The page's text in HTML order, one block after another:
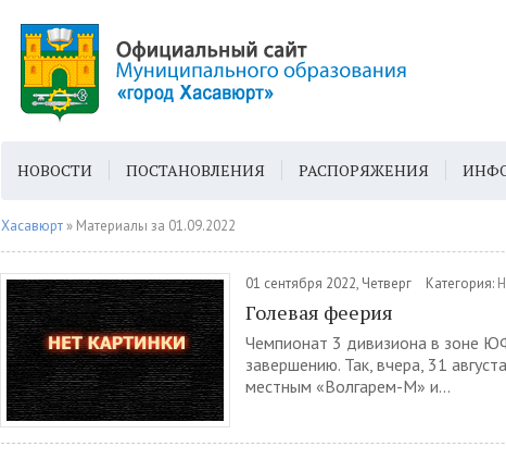
НОВОСТИ ПОСТАНОВЛЕНИЯ РАСПОРЯЖЕНИЯ
ГОРОДСКАЯ СРЕДА ГЕН. ПЛАН
Хасавюрт » Материалы за 01.09.2022
01 сентября 2022, Четверг Категория:
Голевая феерия
Чемпионат 3 дивизиона в зоне
завершению. Так, вчера, 31
местным «Волгарем-М» и...